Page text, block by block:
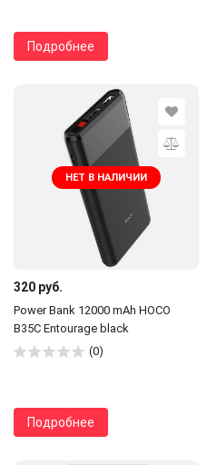
Подробнее
НЕТ В НАЛИЧИИ
320 руб.
Power Bank 12000 mAh HOCO
B35C Entourage black
(0)
Подробнее